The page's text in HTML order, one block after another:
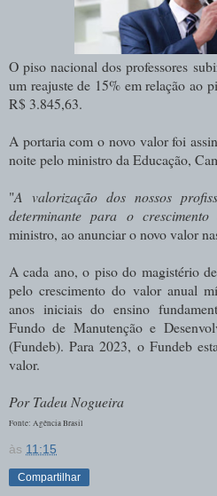
O piso nacional dos professores
um reajuste de 15% em relação ao
R$ 3.845,63.
A portaria com o novo valor foi
noite pelo ministro da Educação,
"A valorização dos nossos
determinante para o
ministro, ao anunciar o novo valor
A cada ano, o piso do magistério
pelo crescimento do valor anual
anos iniciais do ensino
Fundo de Manutenção e
(Fundeb). Para 2023, o Fundeb
valor.
Por Tadeu Nogueira
Fonte: Agência Brasil
às 11:15
Compartilhar